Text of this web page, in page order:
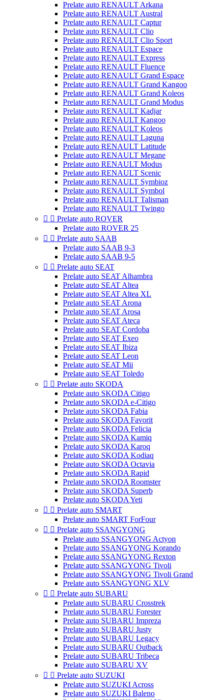
Prelate auto RENAULT Arkana
Prelate auto RENAULT Austral
Prelate auto RENAULT Captur
Prelate auto RENAULT Clio
Prelate auto RENAULT Clio Sport
Prelate auto RENAULT Espace
Prelate auto RENAULT Express
Prelate auto RENAULT Fluence
Prelate auto RENAULT Grand Espace
Prelate auto RENAULT Grand Kangoo
Prelate auto RENAULT Grand Koleos
Prelate auto RENAULT Grand Modus
Prelate auto RENAULT Kadjar
Prelate auto RENAULT Kangoo
Prelate auto RENAULT Koleos
Prelate auto RENAULT Laguna
Prelate auto RENAULT Latitude
Prelate auto RENAULT Megane
Prelate auto RENAULT Modus
Prelate auto RENAULT Scenic
Prelate auto RENAULT Symbioz
Prelate auto RENAULT Symbol
Prelate auto RENAULT Talisman
Prelate auto RENAULT Twingo
  Prelate auto ROVER
Prelate auto ROVER 25
  Prelate auto SAAB
Prelate auto SAAB 9-3
Prelate auto SAAB 9-5
  Prelate auto SEAT
Prelate auto SEAT Alhambra
Prelate auto SEAT Altea
Prelate auto SEAT Altea XL
Prelate auto SEAT Arona
Prelate auto SEAT Arosa
Prelate auto SEAT Ateca
Prelate auto SEAT Cordoba
Prelate auto SEAT Exeo
Prelate auto SEAT Ibiza
Prelate auto SEAT Leon
Prelate auto SEAT Mii
Prelate auto SEAT Toledo
  Prelate auto SKODA
Prelate auto SKODA Citigo
Prelate auto SKODA e-Citigo
Prelate auto SKODA Fabia
Prelate auto SKODA Favorit
Prelate auto SKODA Felicia
Prelate auto SKODA Kamiq
Prelate auto SKODA Karoq
Prelate auto SKODA Kodiaq
Prelate auto SKODA Octavia
Prelate auto SKODA Rapid
Prelate auto SKODA Roomster
Prelate auto SKODA Superb
Prelate auto SKODA Yeti
  Prelate auto SMART
Prelate auto SMART ForFour
  Prelate auto SSANGYONG
Prelate auto SSANGYONG Actyon
Prelate auto SSANGYONG Korando
Prelate auto SSANGYONG Rexton
Prelate auto SSANGYONG Tivoli
Prelate auto SSANGYONG Tivoli Grand
Prelate auto SSANGYONG XLV
  Prelate auto SUBARU
Prelate auto SUBARU Crosstrek
Prelate auto SUBARU Forester
Prelate auto SUBARU Impreza
Prelate auto SUBARU Justy
Prelate auto SUBARU Legacy
Prelate auto SUBARU Outback
Prelate auto SUBARU Tribeca
Prelate auto SUBARU XV
  Prelate auto SUZUKI
Prelate auto SUZUKI Across
Prelate auto SUZUKI Baleno